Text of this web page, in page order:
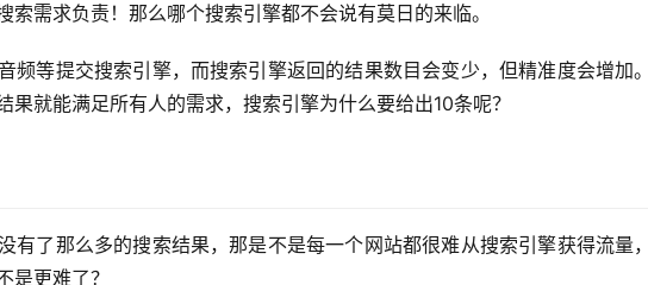
需求负责！那么哪个搜索引擎都不会说有莫日的来临。
频等提交搜索引擎，而搜索引擎返回的结果数目会变少，但精准度会增加。
就能满足所有人的需求，搜索引擎为什么要给出10条呢？
有了那么多的搜索结果，那是不是每一个网站都很难从搜索引擎获得流量，
是更难了？